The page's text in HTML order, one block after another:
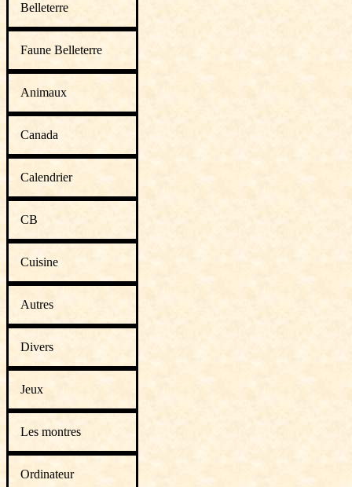
Belleterre
Faune Belleterre
Animaux
Canada
Calendrier
CB
Cuisine
Autres
Divers
Jeux
Les montres
Ordinateur